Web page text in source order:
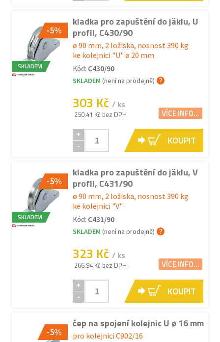
-5%
SKLADEM
kladka pro zapuštění do jäklu, U
profil, C430/90
ø 90 mm, 2 ložiska, nosnost 390 kg
ke kolejnici "U" ø 20 mm
Kód: C430/90
SKLADEM (není na prodejně)
303 Kč / ks
250.41 Kč bez DPH VÍCE INFO...
+
-
KOUPIT
-5%
SKLADEM
kladka pro zapuštění do jäklu, V
profil, C431/90
ø 90 mm, 2 ložiska, nosnost 390 kg
ke kolejnici "V"
Kód: C431/90
SKLADEM (není na prodejně)
323 Kč / ks
266.94 Kč bez DPH VÍCE INFO...
+
-
KOUPIT
-5%
čep na spojení kolejnic U ø 16 mm
pro kolejnici C902/16